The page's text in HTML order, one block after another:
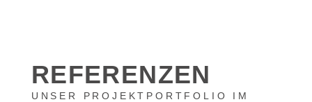
REFERENZEN
UNSER PROJEKTPORTFOLIO IM